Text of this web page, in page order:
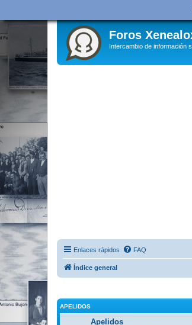
Foros
Intercambio de información
Enlaces rápidos FAQ
Índice general
APELIDOS
Apelidos